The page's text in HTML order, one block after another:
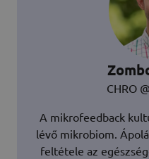
CHRO
A mikrofeedback
lévő mikrobiom.
feltétele az